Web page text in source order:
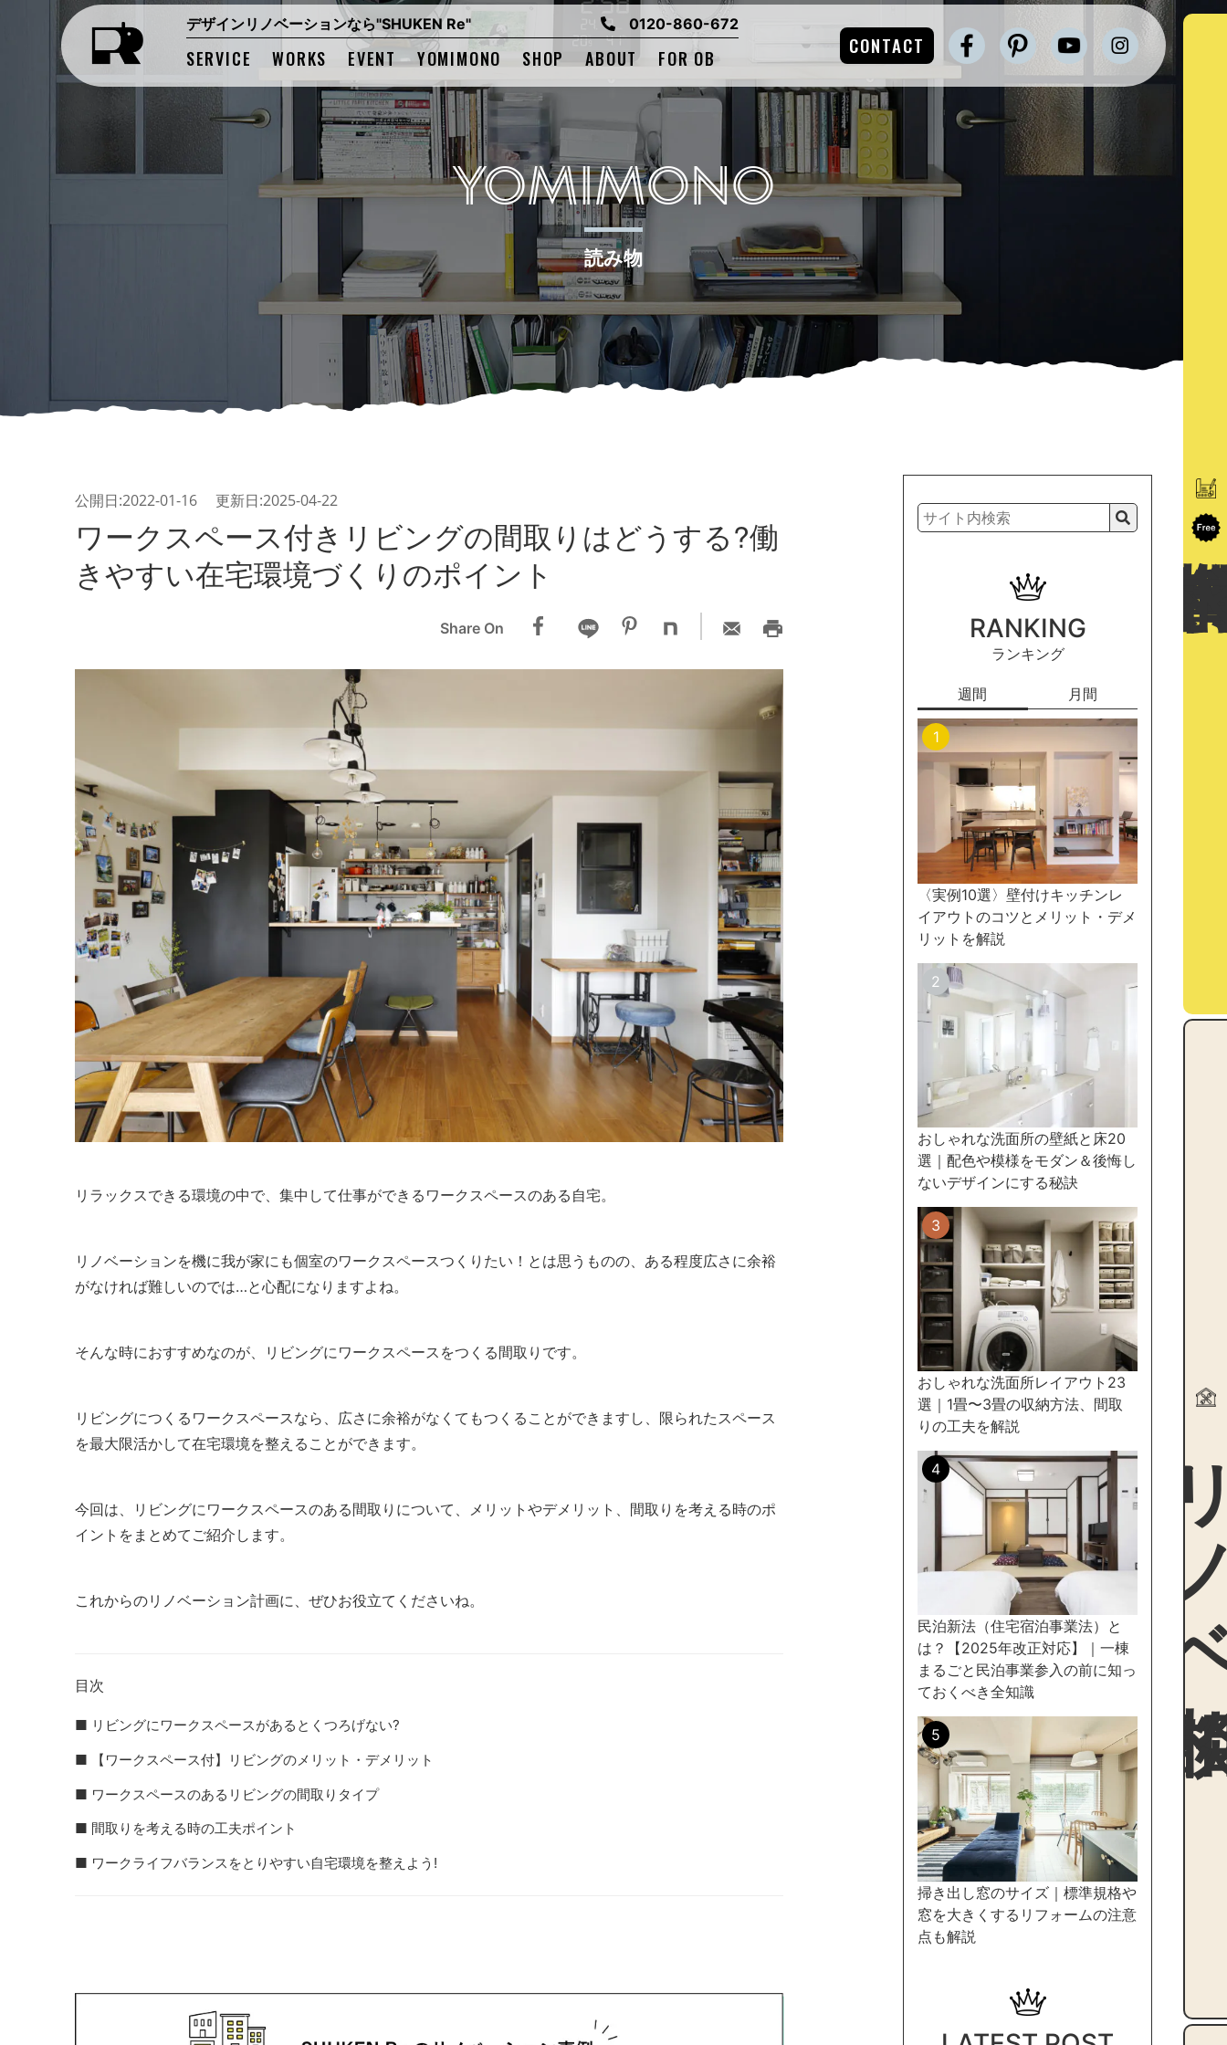
デザインリノベーションなら"SHUKEN Re" 0120-860-672
SERVICE WORKS EVENT YOMIMONO SHOP ABOUT FOR OB
CONTACT
YOMIMONO
読み物
公開日:2022-01-16 更新日:2025-04-22
ワークスペース付きリビングの間取りはどうする?働
きやすい在宅環境づくりのポイント
Share On
リラックスできる環境の中で、集中して仕事ができるワークスペースのある自宅。
リノベーションを機に我が家にも個室のワークスペースつくりたい！とは思うものの、ある程度広さに余裕
がなければ難しいのでは…と心配になりますよね。
そんな時におすすめなのが、リビングにワークスペースをつくる間取りです。
リビングにつくるワークスペースなら、広さに余裕がなくてもつくることができますし、限られたスペース
を最大限活かして在宅環境を整えることができます。
今回は、リビングにワークスペースのある間取りについて、メリットやデメリット、間取りを考える時のポ
イントをまとめてご紹介します。
これからのリノベーション計画に、ぜひお役立てくださいね。
目次
■ リビングにワークスペースがあるとくつろげない?
■ 【ワークスペース付】リビングのメリット・デメリット
■ ワークスペースのあるリビングの間取りタイプ
■ 間取りを考える時の工夫ポイント
■ ワークライフバランスをとりやすい自宅環境を整えよう!
RANKING
ランキング
週間 月間
〈実例10選〉壁付けキッチンレ
イアウトのコツとメリット・デメ
リットを解説
おしゃれな洗面所の壁紙と床20
選｜配色や模様をモダン＆後悔し
ないデザインにする秘訣
おしゃれな洗面所レイアウト23
選｜1畳〜3畳の収納方法、間取
りの工夫を解説
民泊新法（住宅宿泊事業法）と
は？【2025年改正対応】｜一棟
まるごと民泊事業参入の前に知っ
ておくべき全知識
掃き出し窓のサイズ｜標準規格や
窓を大きくするリフォームの注意
点も解説
リ